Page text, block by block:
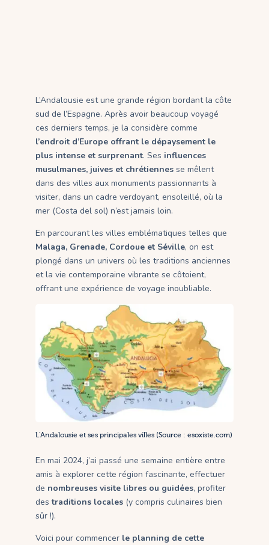
L’Andalousie est une grande région bordant la côte
sud de l’Espagne. Après avoir beaucoup voyagé
ces derniers temps, je la considère comme
l’endroit d’Europe offrant le dépaysement le
plus intense et surprenant. Ses influences
musulmanes, juives et chrétiennes se mêlent
dans des villes aux monuments passionnants à
visiter, dans un cadre verdoyant, ensoleillé, où la
mer (Costa del sol) n’est jamais loin.
En parcourant les villes emblématiques telles que
Malaga, Grenade, Cordoue et Séville, on est
plongé dans un univers où les traditions anciennes
et la vie contemporaine vibrante se côtoient,
offrant une expérience de voyage inoubliable.
L’Andalousie et ses principales villes (Source : esoxiste.com)
En mai 2024, j’ai passé une semaine entière entre
amis à explorer cette région fascinante, effectuer
de nombreuses visite libres ou guidées, profiter
destraditions locales (y compris culinaires bien
sûr !).
Voici pour commencer le planning de cette